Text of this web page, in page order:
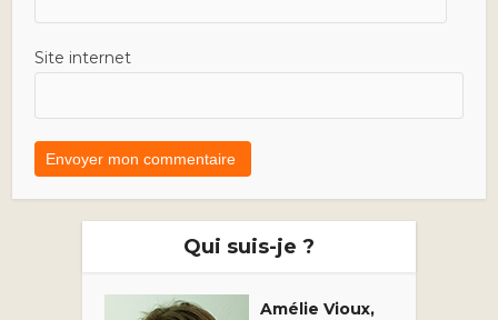
Site internet
Qui suis-je ?
Amélie Vioux,